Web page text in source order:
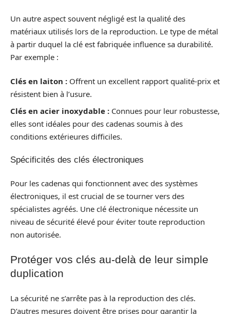
Un autre aspect souvent négligé est la qualité des
matériaux utilisés lors de la reproduction. Le type de métal
à partir duquel la clé est fabriquée influence sa durabilité.
Par exemple :
Clés en laiton : Offrent un excellent rapport qualité-prix et
résistent bien à l’usure.
Clés en acier inoxydable : Connues pour leur robustesse,
elles sont idéales pour des cadenas soumis à des
conditions extérieures difficiles.
Spécificités des clés électroniques
Pour les cadenas qui fonctionnent avec des systèmes
électroniques, il est crucial de se tourner vers des
spécialistes agréés. Une clé électronique nécessite un
niveau de sécurité élevé pour éviter toute reproduction
non autorisée.
Protéger vos clés au-delà de leur simple
duplication
La sécurité ne s’arrête pas à la reproduction des clés.
D’autres mesures doivent être prises pour garantir la